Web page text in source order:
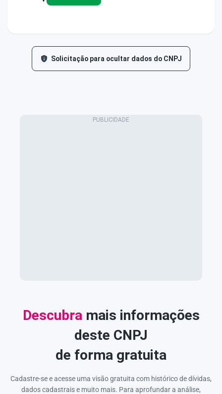
Solicitação para ocultar dados do CNPJ
Descubra mais informações
deste CNPJ
de forma gratuita
Cadastre-se e acesse uma visão gratuita com histórico de dívidas,
dados cadastrais e muito mais. Para aprofundar a análise,